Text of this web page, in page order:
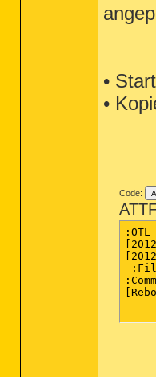
•
•
Code:
:OTL